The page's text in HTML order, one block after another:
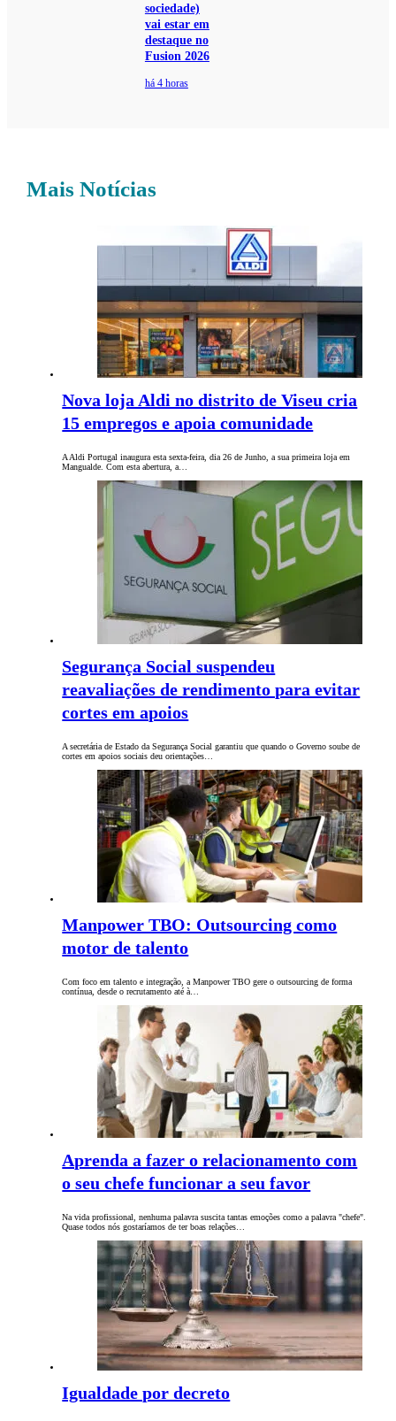
sociedade)
vai estar em
destaque no
Fusion 2026
há 4 horas
Mais Notícias
Nova loja Aldi no distrito de Viseu cria
15 empregos e apoia comunidade
A Aldi Portugal inaugura esta sexta-feira, dia 26 de Junho, a sua primeira loja em
Mangualde. Com esta abertura, a…
Segurança Social suspendeu
reavaliações de rendimento para evitar
cortes em apoios
A secretária de Estado da Segurança Social garantiu que quando o Governo soube de
cortes em apoios sociais deu orientações…
Manpower TBO: Outsourcing como
motor de talento
Com foco em talento e integração, a Manpower TBO gere o outsourcing de forma
contínua, desde o recrutamento até à…
Aprenda a fazer o relacionamento com
o seu chefe funcionar a seu favor
Na vida profissional, nenhuma palavra suscita tantas emoções como a palavra "chefe".
Quase todos nós gostaríamos de ter boas relações…
Igualdade por decreto